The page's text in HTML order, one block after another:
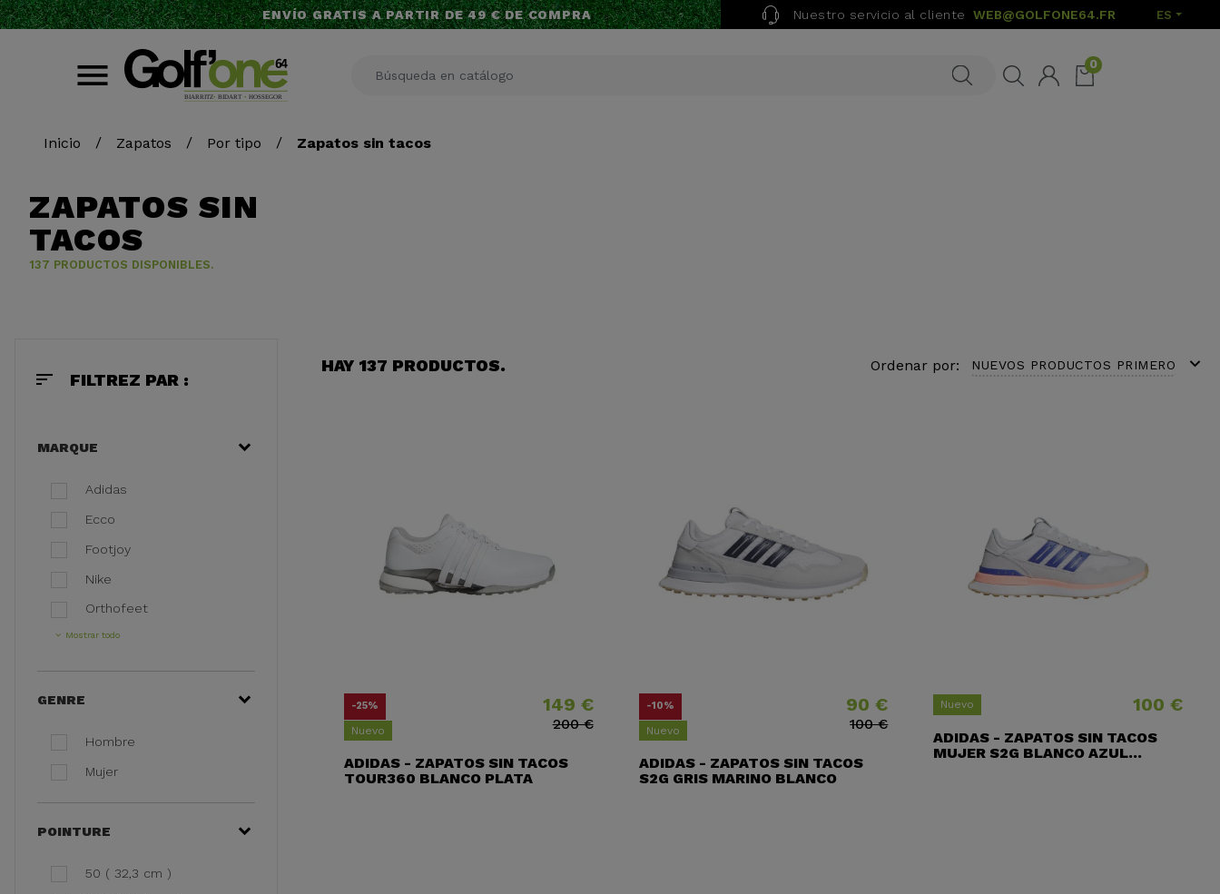
ENVÍO GRATIS A PARTIR DE 49 € DE COMPRA Nuestro servicio al cliente WEB@GOLFONE64.FR ES
0
Inicio Zapatos Por tipo Zapatos sin tacos
ZAPATOS SIN
TACOS
137 PRODUCTOS DISPONIBLES.
sort FILTREZ PAR :
MARQUE
Adidas
Ecco
Footjoy
Nike
Orthofeet
Mostrar todo
GENRE
Hombre
Mujer
POINTURE
50 ( 32,3 cm )
HAY 137 PRODUCTOS. Ordenar por: NUEVOS PRODUCTOS PRIMERO expand_more
-25%
Nuevo
Precio149 €
Precio base
200 €
ADIDAS - ZAPATOS SIN TACOS
TOUR360 BLANCO PLATA
-10%
Nuevo
Precio90 €
Precio base
100 €
ADIDAS - ZAPATOS SIN TACOS
S2G GRIS MARINO BLANCO
Nuevo Precio
100 €
ADIDAS - ZAPATOS SIN TACOS
MUJER S2G BLANCO AZUL...